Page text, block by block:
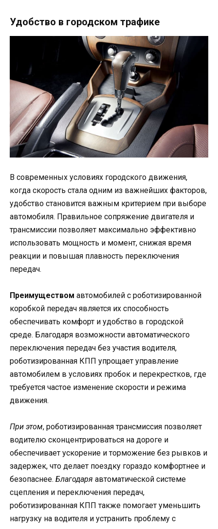
Удобство в городском трафике
В современных условиях городского движения,
когда скорость стала одним из важнейших факторов,
удобство становится важным критерием при выборе
автомобиля. Правильное сопряжение двигателя и
трансмиссии позволяет максимально эффективно
использовать мощность и момент, снижая время
реакции и повышая плавность переключения
передач.
Преимуществом автомобилей с роботизированной
коробкой передач является их способность
обеспечивать комфорт и удобство в городской
среде. Благодаря возможности автоматического
переключения передач без участия водителя,
роботизированная КПП упрощает управление
автомобилем в условиях пробок и перекрестков, где
требуется частое изменение скорости и режима
движения.
При этом, роботизированная трансмиссия позволяет
водителю сконцентрироваться на дороге и
обеспечивает ускорение и торможение без рывков и
задержек, что делает поездку гораздо комфортнее и
безопаснее. Благодаря автоматической системе
сцепления и переключения передач,
роботизированная КПП также помогает уменьшить
нагрузку на водителя и устранить проблему с